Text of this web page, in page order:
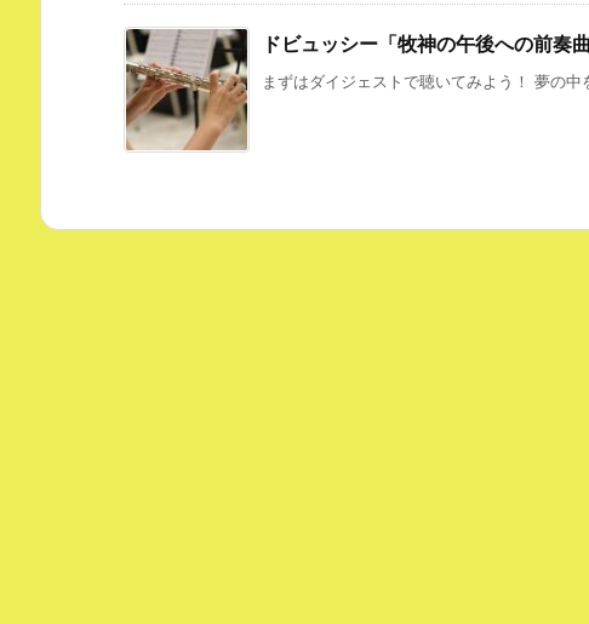
ドビュッシー「牧神の午後への前奏
まずはダイジェストで聴いてみよう！ 夢の